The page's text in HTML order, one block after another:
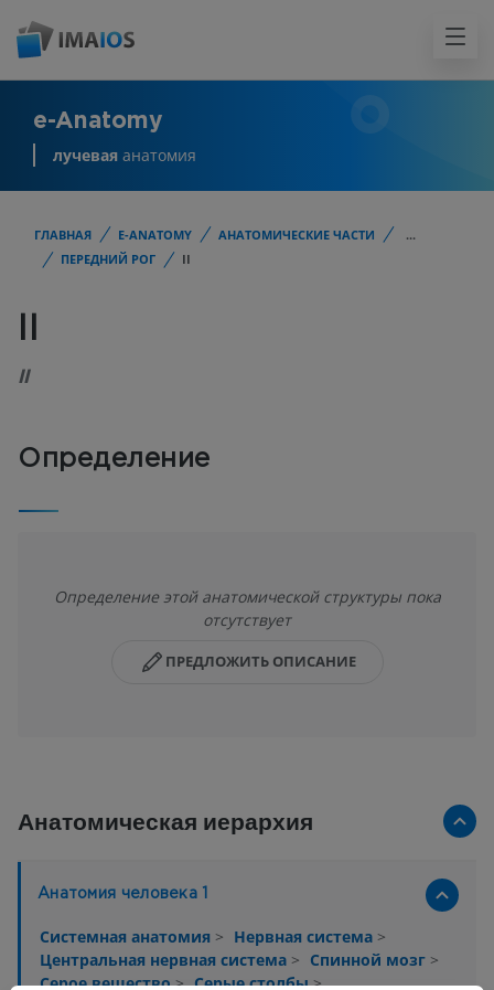
e-Anatomy
лучевая анатомия
ГЛАВНАЯ E-ANATOMY АНАТОМИЧЕСКИЕ ЧАСТИ
...
ПЕРЕДНИЙ РОГ
II
II
Определение
Определение этой анатомической структуры пока
отсутствует
ПРЕДЛОЖИТЬ ОПИСАНИЕ
Анатомическая иерархия
Анатомия человека 1
Системная анатомия > Нервная система >
Центральная нервная система > Спинной мозг >
Серое вещество> Серые столбы>